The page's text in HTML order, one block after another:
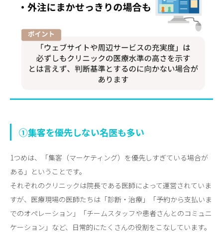
①集客を優先しない名医も多い
1つめは、「集客（マーケティング）を優先しすぎている場合が
ある」ということです。
それぞれのクリニックは院長である医師によって運営されていま
すが、医療現場の医師たちは「診断・治療」「予約から支払いま
でのオペレーション」「チームスタッフや患者さんとのコミュニ
ケーション」など、日常的にたくさんの役割をこなしています。